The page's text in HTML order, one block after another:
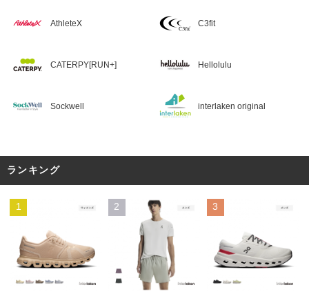
AthleteX C3fit
CATERPY[RUN+] Hellolulu
Sockwell interlaken original
ランキング
1 2 3